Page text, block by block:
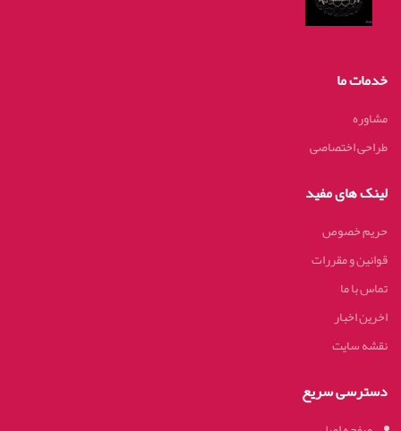
خدمات ما
مشاوره
طراحی اختصاصی
لینک های مفید
حریم خصوص
قوانین و مقررات
تماس با ما
اخرین اخبار
نقشه سایت
دسترسی سریع